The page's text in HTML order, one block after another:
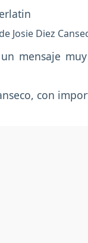
Josie Diez
mensaje
con